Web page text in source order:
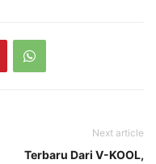
Next article
Terbaru Dari V-KOOL,